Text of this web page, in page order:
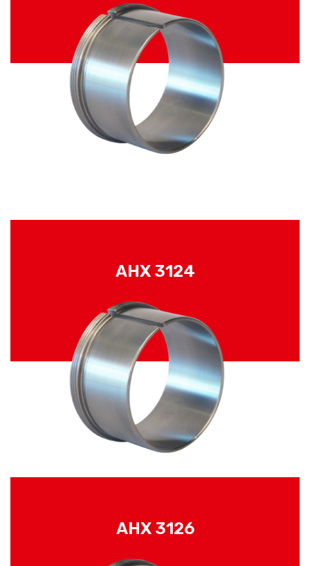
AHX 3124
AHX 3126